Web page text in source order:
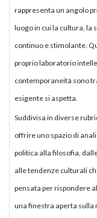
rappresenta un angolo
luogo in cui la cultura, la
continuo e stimolante.
proprio laboratorio
contemporaneità sono
esigente si aspetta.
Suddivisa in diverse
offrire uno spazio di
politica alla filosofia,
alle tendenze culturali
pensata per rispondere
una finestra aperta sulla